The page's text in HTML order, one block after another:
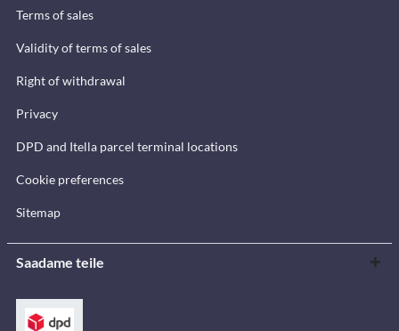
Terms of sales
Validity of terms of sales
Right of withdrawal
Privacy
DPD and Itella parcel terminal locations
Cookie preferences
Sitemap
Saadame teile